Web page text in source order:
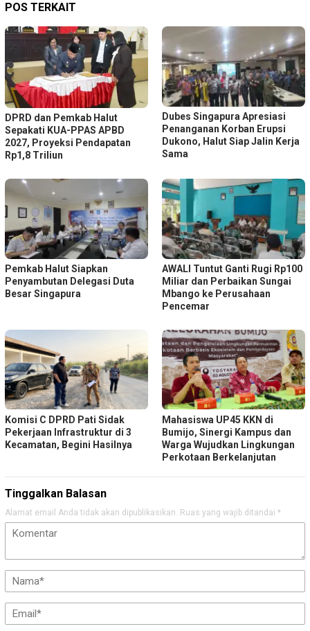
POS TERKAIT
DPRD dan Pemkab Halut
Sepakati KUA-PPAS APBD
2027, Proyeksi Pendapatan
Rp1,8 Triliun
Dubes Singapura Apresiasi
Penanganan Korban Erupsi
Dukono, Halut Siap Jalin Kerja
Sama
Pemkab Halut Siapkan
Penyambutan Delegasi Duta
Besar Singapura
AWALI Tuntut Ganti Rugi Rp100
Miliar dan Perbaikan Sungai
Mbango ke Perusahaan
Pencemar
Komisi C DPRD Pati Sidak
Pekerjaan Infrastruktur di 3
Kecamatan, Begini Hasilnya
Mahasiswa UP45 KKN di
Bumijo, Sinergi Kampus dan
Warga Wujudkan Lingkungan
Perkotaan Berkelanjutan
Tinggalkan Balasan
Alamat email Anda tidak akan dipublikasikan. Ruas yang wajib ditandai *